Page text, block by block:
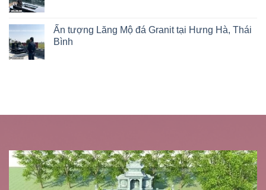
Ấn tượng Lăng Mộ đá Granit tại Hưng Hà, Thái
Bình